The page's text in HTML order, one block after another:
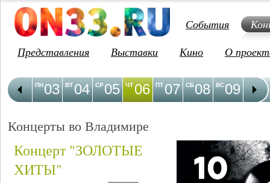
События
Представления
Выставки Кино О
03
ПН 04
ВТ 05
СР 06
ЧТ 07
ПТ 08
СБ 09
ВС 10
ПН
Концерты во Владимире
Концерт "ЗОЛОТЫЕ
ХИТЫ"